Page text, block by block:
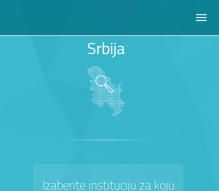
Srbija
Izaberite instituciju za koju